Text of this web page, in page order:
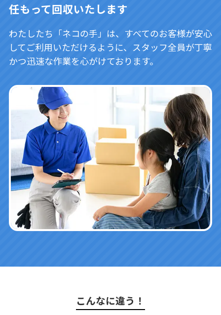
任もって回収いたします
わたしたち「ネコの手」は、すべてのお客様が安心
してご利用いただけるように、スタッフ全員が丁寧
かつ迅速な作業を心がけております。
こんなに違う！